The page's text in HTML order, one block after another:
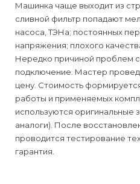
Машинка чаще выходит из
сливной фильтр попадают
насоса, ТЭНа; постоянных
напряжения; плохого
Нередко причиной проблем
подключение. Мастер
цену. Стоимость
работы и применяемых
используются оригинальные
аналоги). После
проводится тестирование
гарантия.